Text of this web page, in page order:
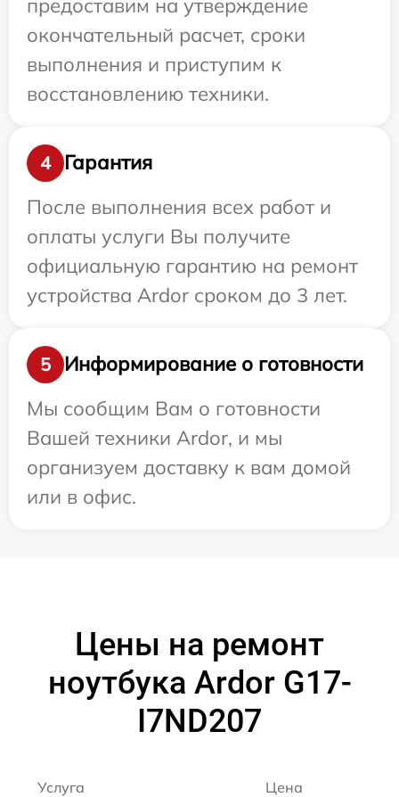
предоставим на утверждение
окончательный расчет, сроки
выполнения и приступим к
восстановлению техники.
4
Гарантия
После выполнения всех работ и
оплаты услуги Вы получите
официальную гарантию на ремонт
устройства Ardor сроком до 3 лет.
5
Информирование о готовности
Мы сообщим Вам о готовности
Вашей техники Ardor, и мы
организуем доставку к вам домой
или в офис.
Цены на ремонт
ноутбука Ardor G17-
I7ND207
Услуга Цена